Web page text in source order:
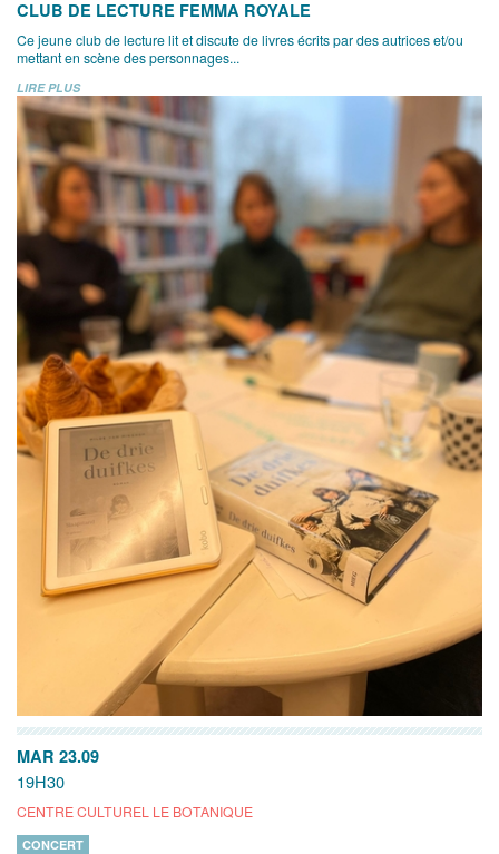
CLUB DE LECTURE FEMMA ROYALE
Ce jeune club de lecture lit et discute de livres écrits par des autrices et/ou
mettant en scène des personnages...
LIRE PLUS
MAR 23.09
19H30
CENTRE CULTUREL LE BOTANIQUE
CONCERT